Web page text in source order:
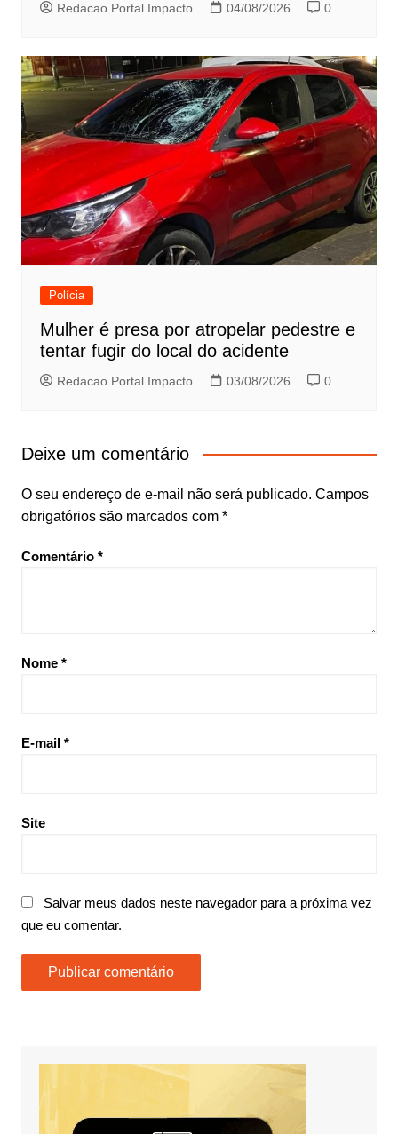
Redacao Portal Impacto 04/08/2026 0
Polícia
Mulher é presa por atropelar pedestre e
tentar fugir do local do acidente
Redacao Portal Impacto 03/08/2026 0
Deixe um comentário
O seu endereço de e-mail não será publicado. Campos
obrigatórios são marcados com *
Comentário *
Nome *
E-mail *
Site
Salvar meus dados neste navegador para a próxima vez
que eu comentar.